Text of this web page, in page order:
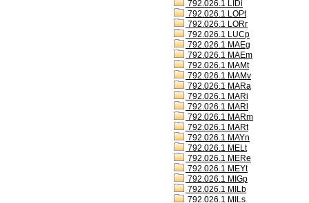
792.026.1 LIDi
792.026.1 LOPt
792.026.1 LORr
792.026.1 LUCp
792.026.1 MAEg
792.026.1 MAEm
792.026.1 MAMt
792.026.1 MAMv
792.026.1 MARa
792.026.1 MARi
792.026.1 MARl
792.026.1 MARm
792.026.1 MARt
792.026.1 MAYn
792.026.1 MELt
792.026.1 MERe
792.026.1 MEYt
792.026.1 MIGp
792.026.1 MILb
792.026.1 MILs